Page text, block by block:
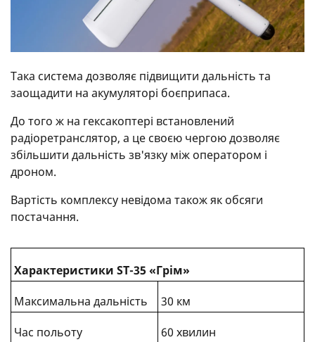
Така система дозволяє підвищити дальність та
заощадити на акумуляторі боєприпаса.
До того ж на гексакоптері встановлений
радіоретранслятор, а це своєю чергою дозволяє
збільшити дальність зв'язку між оператором і
дроном.
Вартість комплексу невідома також як обсяги
постачання.
Характеристики ST-35 «Грім»
Максимальна дальність
30 км
Час польоту
60 хвилин